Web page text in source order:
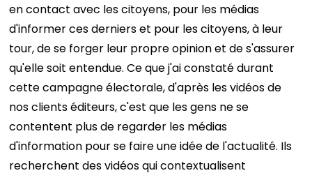
en contact avec les citoyens, pour les médias
d'informer ces derniers et pour les citoyens, à leur
tour, de se forger leur propre opinion et de s'assurer
qu'elle soit entendue. Ce que j'ai constaté durant
cette campagne électorale, d'après les vidéos de
nos clients éditeurs, c'est que les gens ne se
contentent plus de regarder les médias
d'information pour se faire une idée de l'actualité. Ils
recherchent des vidéos qui contextualisent